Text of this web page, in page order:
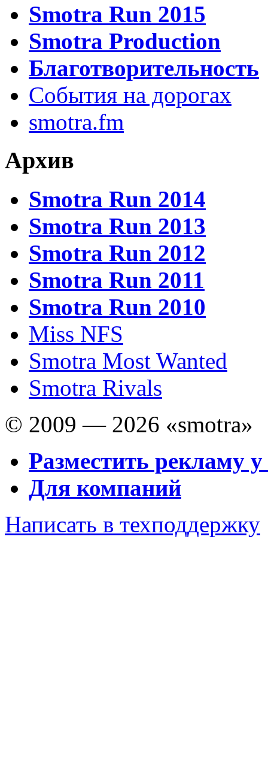
Smotra Run 2015
Smotra Production
Благотворительность
События на дорогах
smotra.fm
Архив
Smotra Run 2014
Smotra Run 2013
Smotra Run 2012
Smotra Run 2011
Smotra Run 2010
Miss NFS
Smotra Most Wanted
Smotra Rivals
© 2009 — 2026 «smotra»
Разместить рекламу у
Для компаний
Написать в техподдержку